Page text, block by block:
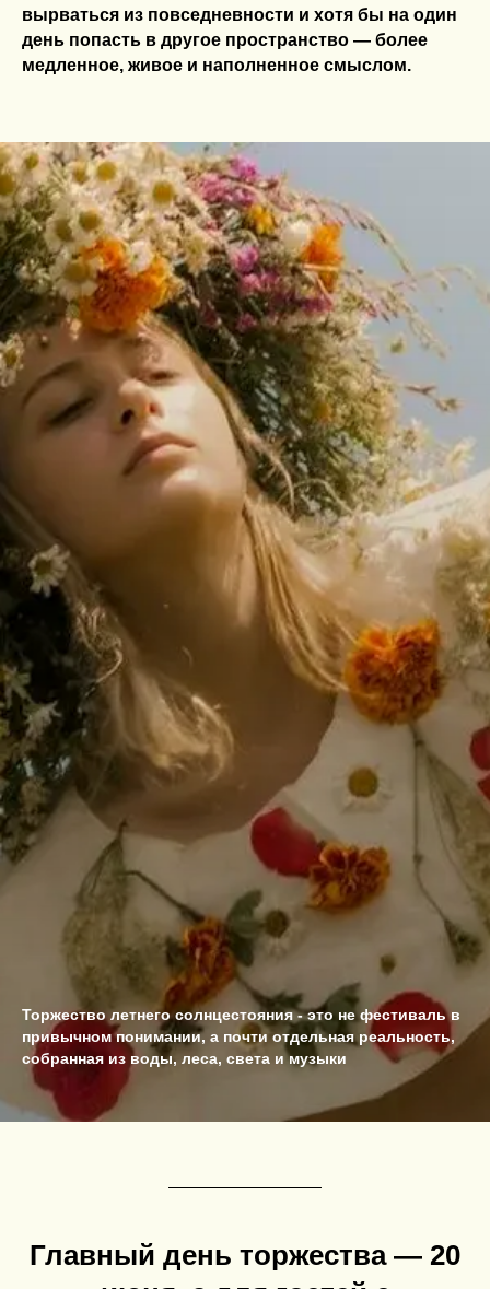
вырваться из повседневности и хотя бы на один
день попасть в другое пространство — более
медленное, живое и наполненное смыслом.
Торжество летнего солнцестояния - это не фестиваль в
привычном понимании, а почти отдельная реальность,
собранная из воды, леса, света и музыки
Главный день торжества — 20